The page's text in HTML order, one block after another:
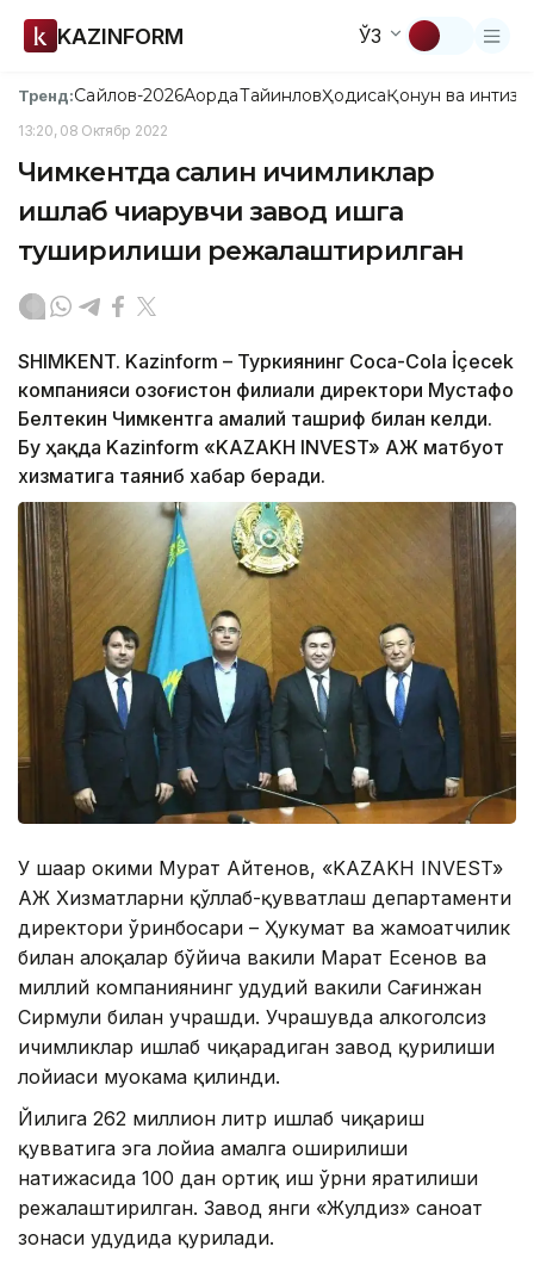
KAZINFORM ЎЗ
Тренд:Сайлов-2026АқордаТайинловҲодисаҚонун ва
13:20, 08 Октябр 2022
Чимкентда салқин ичимликлар
ишлаб чиқарувчи завод ишга
туширилиши режалаштирилган
SHIMKENT. Kazinform – Туркиянинг Coca-Cola İçecek
компанияси Қозоғистон филиали директори Мустафо
Белтекин Чимкентга амалий ташриф билан келди.
Бу ҳақда Kazinform «KAZAKH INVEST» АЖ матбуот
хизматига таяниб хабар беради.
У шаҳар ҳокими Мурат Айтенов, «KAZAKH INVEST»
АЖ Хизматларни қўллаб-қувватлаш департаменти
директори ўринбосари – Ҳукумат ва жамоатчилик
билан алоқалар бўйича вакили Марат Есенов ва
миллий компаниянинг ҳудудий вакили Сағинжан
Сирмули билан учрашди. Учрашувда алкоголсиз
ичимликлар ишлаб чиқарадиган завод қурилиши
лойиҳаси муҳокама қилинди.
Йилига 262 миллион литр ишлаб чиқариш
қувватига эга лойиҳа амалга оширилиши
натижасида 100 дан ортиқ иш ўрни яратилиши
режалаштирилган. Завод янги «Жулдиз» саноат
зонаси ҳудудида қурилади.